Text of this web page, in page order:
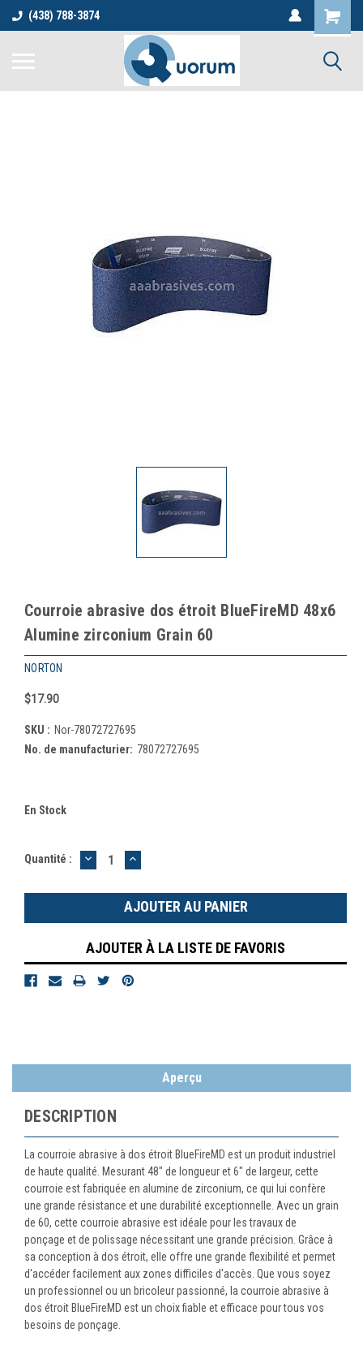
(438) 788-3874
Courroie abrasive dos étroit BlueFireMD 48x6
Alumine zirconium Grain 60
NORTON
$17.90
SKU : Nor-78072727695
No. de manufacturier: 78072727695
En Stock
Quantité : DIMINUER
LA
:
AUGMENTER
LA
:
AJOUTER À LA LISTE DE FAVORIS
Aperçu
DESCRIPTION
La courroie abrasive à dos étroit BlueFireMD est un produit industriel
de haute qualité. Mesurant 48" de longueur et 6" de largeur, cette
courroie est fabriquée en alumine de zirconium, ce qui lui confère
une grande résistance et une durabilité exceptionnelle. Avec un grain
de 60, cette courroie abrasive est idéale pour les travaux de
ponçage et de polissage nécessitant une grande précision. Grâce à
sa conception à dos étroit, elle offre une grande flexibilité et permet
d'accéder facilement aux zones difficiles d'accès. Que vous soyez
un professionnel ou un bricoleur passionné, la courroie abrasive à
dos étroit BlueFireMD est un choix fiable et efficace pour tous vos
besoins de ponçage.